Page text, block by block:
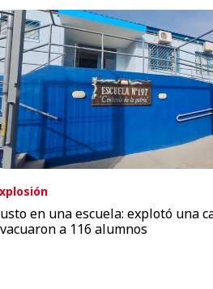
en una escuela: explotó una
a 116 alumnos